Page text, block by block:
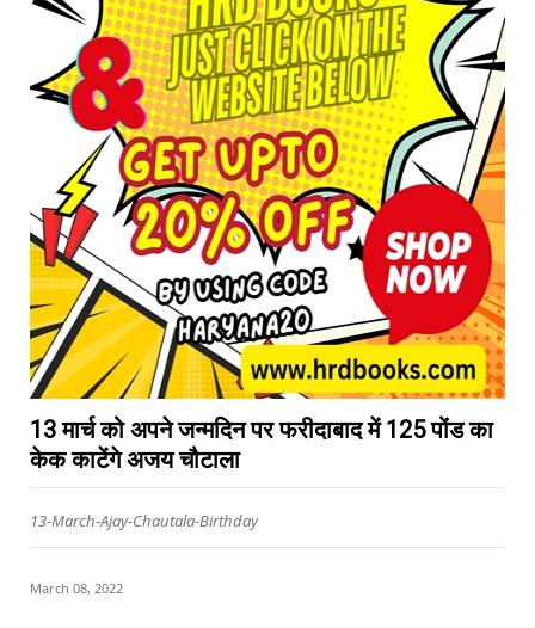
13 मार्च को अपने जन्मदिन पर फरीदाबाद में 125 पोंड का
केक काटेंगे अजय चौटाला
13-March-Ajay-Chautala-Birthday
March 08, 2022